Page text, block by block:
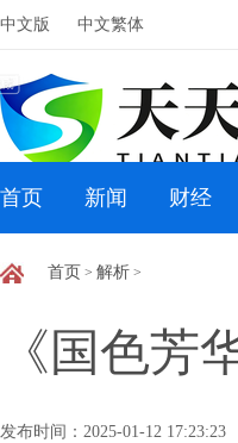
中文版 中文繁体
首页 新闻 财经
首页 > 解析 >
《国色芳
发布时间：2025-01-12 17:23:23